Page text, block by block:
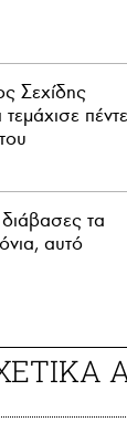
Σεχίδης
τα
αυτό